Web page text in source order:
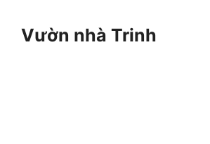
Vườn nhà Trinh